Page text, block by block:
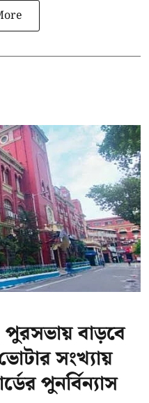
বাড়বে
সংখ্যায়
পুনর্বিন্যাস